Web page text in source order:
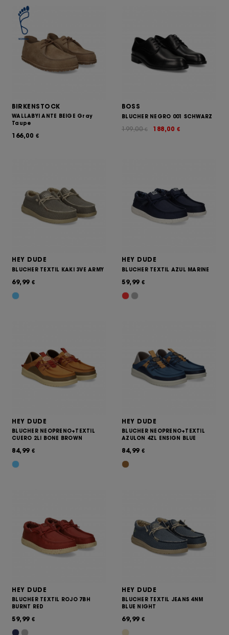
BIRKENSTOCK
WALLABYI ANTE BEIGE Gray
Taupe
166,00 €
BOSS
BLUCHER NEGRO 001 SCHWARZ
188,00 €
199,00€
HEY DUDE
BLUCHER TEXTIL KAKI 3VE ARMY
69,99 €
HEY DUDE
BLUCHER TEXTIL AZUL MARINE
59,99 €
HEY DUDE
BLUCHER NEOPRENO+TEXTIL
CUERO 2LI BONE BROWN
84,99 €
HEY DUDE
BLUCHER NEOPRENO+TEXTIL
AZULON 4ZL ENSIGN BLUE
84,99 €
HEY DUDE
BLUCHER TEXTIL ROJO 7BH
BURNT RED
59,99 €
HEY DUDE
BLUCHER TEXTIL JEANS 4NM
BLUE NIGHT
69,99 €